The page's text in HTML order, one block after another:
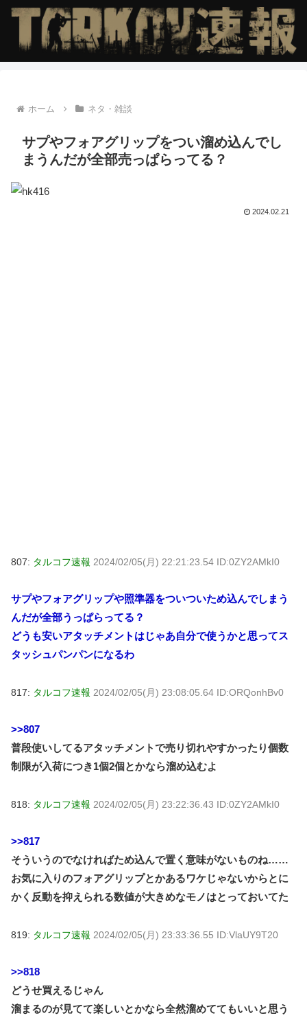
ホーム ネタ・雑談
サプやフォアグリップをつい溜め込んでし
まうんだが全部売っぱらってる？
2024.02.21
807: タルコフ速報 2024/02/05(月) 22:21:23.54 ID:0ZY2AMkI0
サプやフォアグリップや照準器をついついため込んでしまう
んだが全部うっぱらってる？
どうも安いアタッチメントはじゃあ自分で使うかと思ってス
タッシュパンパンになるわ
817: タルコフ速報 2024/02/05(月) 23:08:05.64 ID:ORQonhBv0
>>807
普段使いしてるアタッチメントで売り切れやすかったり個数
制限が入荷につき1個2個とかなら溜め込むよ
818: タルコフ速報 2024/02/05(月) 23:22:36.43 ID:0ZY2AMkI0
>>817
そういうのでなければため込んで置く意味がないものね……
お気に入りのフォアグリップとかあるワケじゃないからとに
かく反動を抑えられる数値が大きめなモノはとっておいてた
819: タルコフ速報 2024/02/05(月) 23:33:36.55 ID:VlaUY9T20
>>818
どうせ買えるじゃん
溜まるのが見てて楽しいとかなら全然溜めててもいいと思う